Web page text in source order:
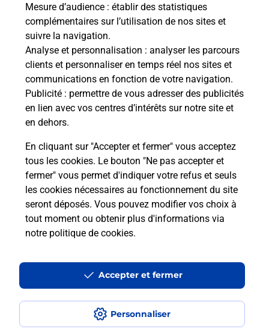
Mesure d’audience : établir des statistiques
complémentaires sur l’utilisation de nos sites et
suivre la navigation.
Analyse et personnalisation : analyser les parcours
clients et personnaliser en temps réel nos sites et
communications en fonction de votre navigation.
Publicité : permettre de vous adresser des publicités
en lien avec vos centres d’intérêts sur notre site et
en dehors.
En cliquant sur "Accepter et fermer" vous acceptez
tous les cookies. Le bouton "Ne pas accepter et
fermer" vous permet d'indiquer votre refus et seuls
les cookies nécessaires au fonctionnement du site
seront déposés. Vous pouvez modifier vos choix à
tout moment ou obtenir plus d'informations via
notre politique de cookies.
Personnaliser
Accepter et fermer
Où imprimer des documents autour
de moi ?
Comment faire des impressions ?
Quels sont les documents et les
formats qu'il est possible d'imprimer à
la Poste ?
Nord ANICHE
Accessibilité : partiellement conforme
Conditions contractuelles